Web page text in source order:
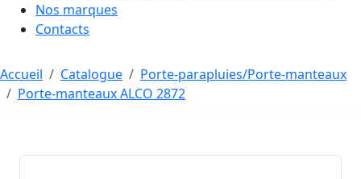
Nos marques
Contacts
Accueil Catalogue
Porte-parapluies/Porte-manteaux
Porte-manteaux ALCO 2872